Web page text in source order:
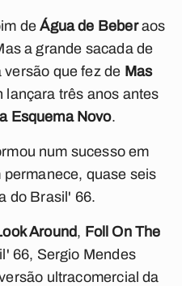
deÁgua de Beberaos
a grande sacada de
que fez de Mas
lançara três anos antes
Esquema Novo.
num sucesso em
quase seis
do Brasil' 66.
Around, Foll On The
66, Sergio Mendes
ultracomercial da